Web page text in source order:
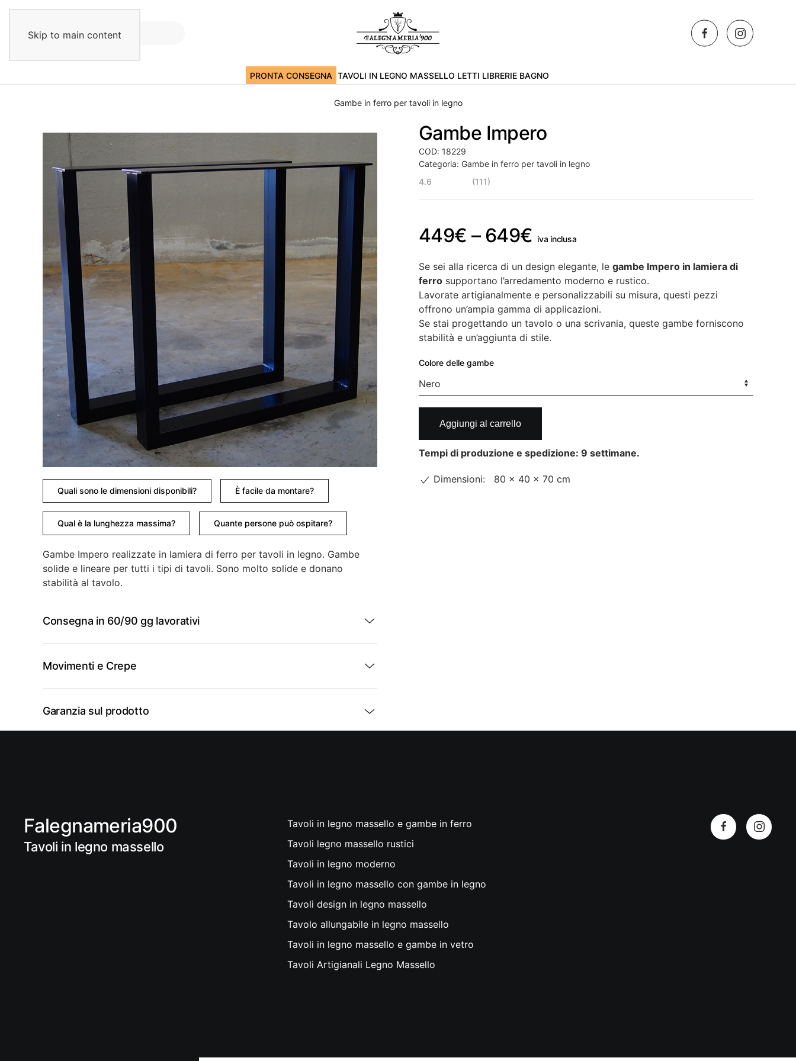
Skip to main content
PRONTA CONSEGNA TAVOLI IN LEGNO MASSELLO LETTI LIBRERIE BAGNO
Gambe in ferro per tavoli in legno
Quali sono le dimensioni disponibili? È facile da montare?
Qual è la lunghezza massima? Quante persone può ospitare?
Gambe Impero realizzate in lamiera di ferro per tavoli in legno. Gambe
solide e lineare per tutti i tipi di tavoli. Sono molto solide e donano
stabilità al tavolo.
Consegna in 60/90 gg lavorativi
Movimenti e Crepe
Garanzia sul prodotto
Gambe Impero
COD: 18229
Categoria: Gambe in ferro per tavoli in legno
4.6
(111)
449€ – 649€ Fascia
di
prezzo:
da
449€
iva inclusa
Se sei alla ricerca di un design elegante, le gambe Impero in lamiera di
ferro supportano l’arredamento moderno e rustico.
Lavorate artigianalmente e personalizzabili su misura, questi pezzi
offrono un’ampia gamma di applicazioni.
Se stai progettando un tavolo o una scrivania, queste gambe forniscono
stabilità e un’aggiunta di stile.
Colore delle gambe
Impero
quantità
Aggiungi al carrello
Tempi di produzione e spedizione: 9 settimane.
Dimensioni: 80 × 40 × 70 cm
Falegnameria900
Tavoli in legno massello
Tavoli in legno massello e gambe in ferro
Tavoli legno massello rustici
Tavoli in legno moderno
Tavoli in legno massello con gambe in legno
Tavoli design in legno massello
Tavolo allungabile in legno massello
Tavoli in legno massello e gambe in vetro
Tavoli Artigianali Legno Massello